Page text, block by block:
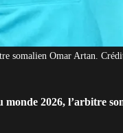
somalien Omar Artan.
2026, l’arbitre